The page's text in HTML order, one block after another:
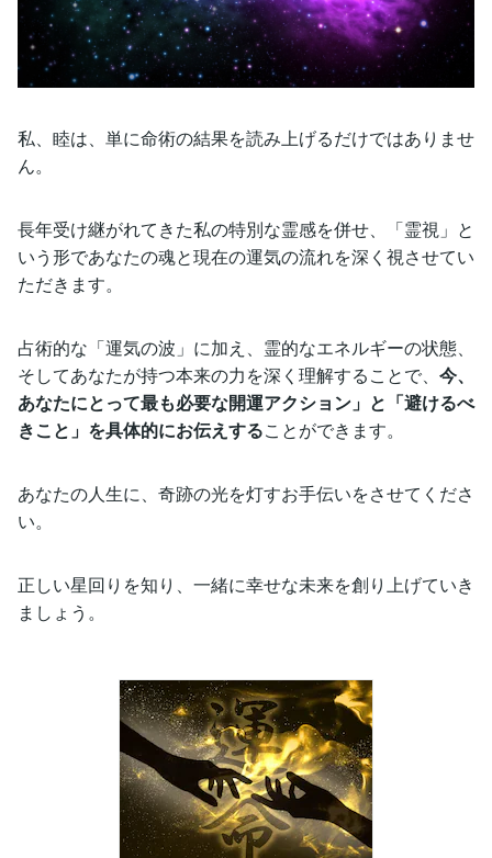
私、睦は、単に命術の結果を読み上げるだけではありませ
ん。
長年受け継がれてきた私の特別な霊感を併せ、「霊視」と
いう形であなたの魂と現在の運気の流れを深く視させてい
ただきます。
占術的な「運気の波」に加え、霊的なエネルギーの状態、
そしてあなたが持つ本来の力を深く理解することで、 今、
あなたにとって最も必要な開運アクション」と「避けるべ
きこと」を具体的にお伝えすることができます。
あなたの人生に、奇跡の光を灯すお手伝いをさせてくださ
い。
正しい星回りを知り、一緒に幸せな未来を創り上げていき
ましょう。